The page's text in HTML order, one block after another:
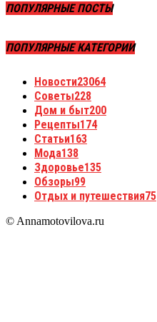
ПОПУЛЯРНЫЕ ПОСТЫ
ПОПУЛЯРНЫЕ КАТЕГОРИИ
Новости23064
Советы228
Дом и быт200
Рецепты174
Статьи163
Мода138
Здоровье135
Обзоры99
Отдых и путешествия75
© Annamotovilova.ru